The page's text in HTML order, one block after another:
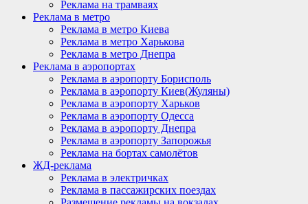
Реклама на трамваях
Реклама в метро
Реклама в метро Киева
Реклама в метро Харькова
Реклама в метро Днепра
Реклама в аэропортах
Реклама в аэропорту Борисполь
Реклама в аэропорту Киев(Жуляны)
Реклама в аэропорту Харьков
Реклама в аэропорту Одесса
Реклама в аэропорту Днепра
Реклама в аэропорту Запорожья
Реклама на бортах самолётов
ЖД-реклама
Реклама в электричках
Реклама в пассажирских поездах